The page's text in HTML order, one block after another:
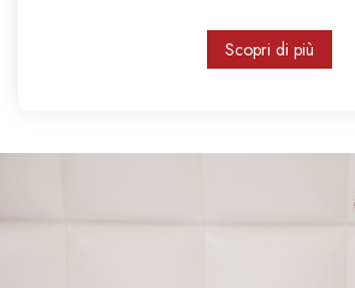
Scopri di più